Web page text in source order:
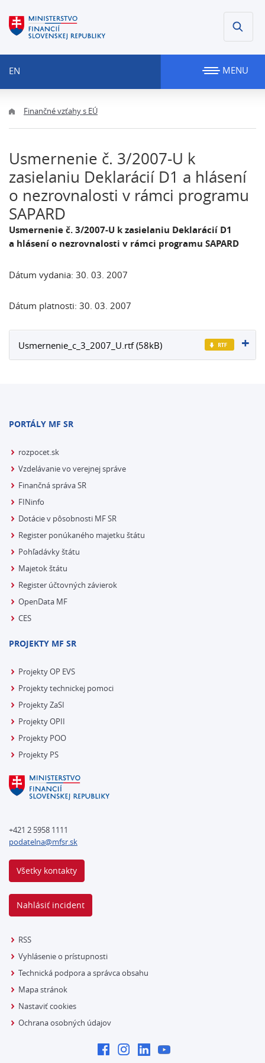
EN MENU
Finančné vzťahy s EÚ
Usmernenie č. 3/2007-U k
zasielaniu Deklarácií D1 a hlásení
o nezrovnalosti v rámci programu
SAPARD
Usmernenie č. 3/2007-U k zasielaniu Deklarácií D1
a hlásení o nezrovnalosti v rámci programu SAPARD
Dátum vydania: 30. 03. 2007
Dátum platnosti: 30. 03. 2007
Usmernenie_c_3_2007_U.rtf (58kB)
PORTÁLY MF SR
rozpocet.sk
Vzdelávanie vo verejnej správe
Finančná správa SR
FINinfo
Dotácie v pôsobnosti MF SR
Register ponúkaného majetku štátu
Pohľadávky štátu
Majetok štátu
Register účtovných závierok
OpenData MF
CES
PROJEKTY MF SR
Projekty OP EVS
Projekty technickej pomoci
Projekty ZaSI
Projekty OPII
Projekty POO
Projekty PS
+421 2 5958 1111
podatelna@mfsr.sk
Všetky kontakty
Nahlásiť incident
RSS
Vyhlásenie o prístupnosti
Technická podpora a správca obsahu
Mapa stránok
Nastaviť cookies
Ochrana osobných údajov